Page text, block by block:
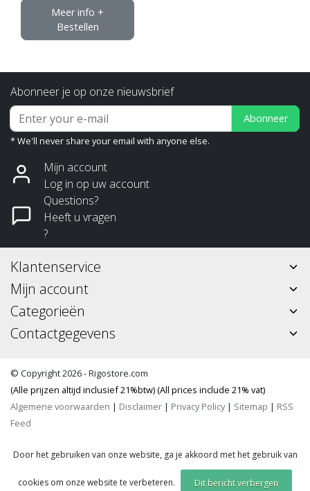
Meer info +
Bestellen
Abonneer je op onze nieuwsbrief
Abonneer
* We'll never share your email with anyone else.
Mijn account
Log in op uw account
Questions?
Heeft u vragen
?
Klantenservice
Mijn account
Categorieën
Contactgegevens
© Copyright 2026 - Rigostore.com
(Alle prijzen altijd inclusief 21%btw) (All prices include 21% vat)
Algemene voorwaarden | Disclaimer | Privacy Policy| Sitemap | RSS
Feed
Door het gebruiken van onze website, ga je akkoord met het gebruik van
cookies om onze website te verbeteren. Dit bericht verbergen